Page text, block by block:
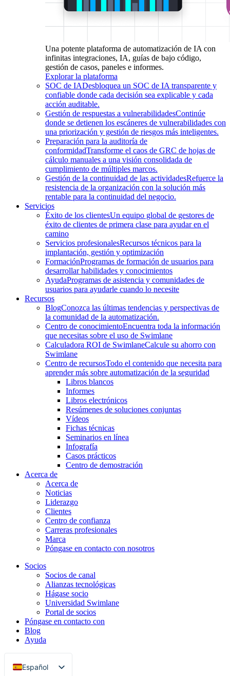
Una potente plataforma de automatización de IA con
infinitas integraciones, IA, guías de bajo código,
gestión de casos, paneles e informes.
Explorar la plataforma
SOC de IADesbloquea un SOC de IA transparente y
confiable donde cada decisión sea explicable y cada
acción auditable.
Gestión de respuestas a vulnerabilidadesContinúe
donde se detienen los escáneres de vulnerabilidades con
una priorización y gestión de riesgos más inteligentes.
Preparación para la auditoría de
conformidadTransforme el caos de GRC de hojas de
cálculo manuales a una visión consolidada de
cumplimiento de múltiples marcos.
Gestión de la continuidad de las actividadesRefuerce la
resistencia de la organización con la solución más
rentable para la continuidad del negocio.
Servicios
Éxito de los clientesUn equipo global de gestores de
éxito de clientes de primera clase para ayudar en el
camino
Servicios profesionalesRecursos técnicos para la
implantación, gestión y optimización
FormaciónProgramas de formación de usuarios para
desarrollar habilidades y conocimientos
AyudaProgramas de asistencia y comunidades de
usuarios para ayudarle cuando lo necesite
Recursos
BlogConozca las últimas tendencias y perspectivas de
la comunidad de la automatización.
Centro de conocimientoEncuentra toda la información
que necesitas sobre el uso de Swimlane
Calculadora ROI de SwimlaneCalcule su ahorro con
Swimlane
Centro de recursosTodo el contenido que necesita para
aprender más sobre automatización de la seguridad
Libros blancos
Informes
Libros electrónicos
Resúmenes de soluciones conjuntas
Vídeos
Fichas técnicas
Seminarios en línea
Infografía
Casos prácticos
Centro de demostración
Acerca de
Acerca de
Noticias
Liderazgo
Clientes
Centro de confianza
Carreras profesionales
Marca
Póngase en contacto con nosotros
Socios
Socios de canal
Alianzas tecnológicas
Hágase socio
Universidad Swimlane
Portal de socios
Póngase en contacto con
Blog
Ayuda
Español